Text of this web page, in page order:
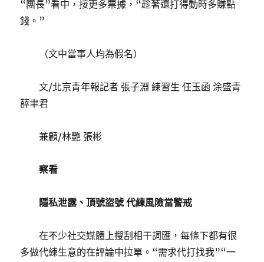
“團長”看中，接更多票據，“趁著還打得動時多賺點
錢。”
（文中當事人均為假名）
文/北京青年報記者 張子淵 練習生 任玉函 涂盛青
薛聿君
兼顧/林艷 張彬
察看
隱私泄露、頂號盜號 代練風險當警戒
在不少社交媒體上搜刮相干詞匯，每條下都有很
多做代練生意的在評論中拉單。“需求代打找我”“一